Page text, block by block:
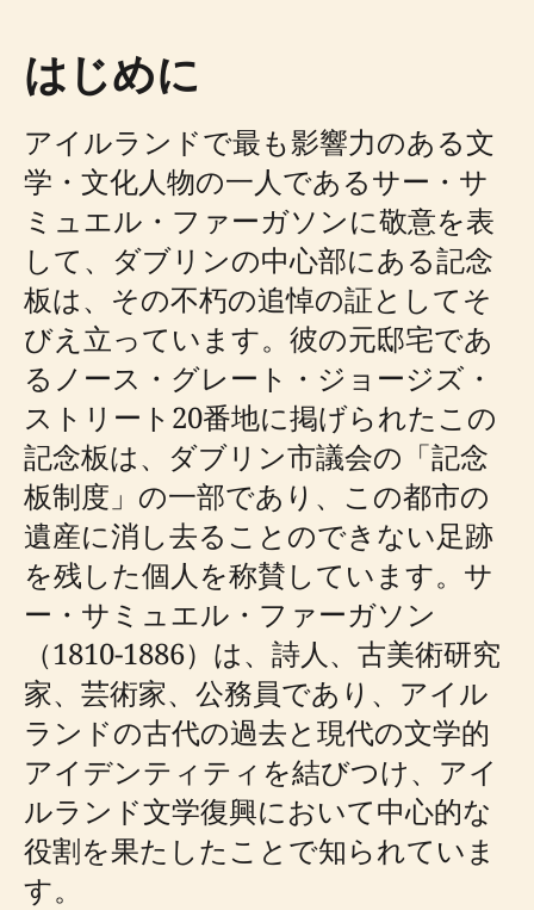
はじめに
アイルランドで最も影響力のある文
学・文化人物の一人であるサー・サ
ミュエル・ファーガソンに敬意を表
して、ダブリンの中心部にある記念
板は、その不朽の追悼の証としてそ
びえ立っています。彼の元邸宅であ
るノース・グレート・ジョージズ・
ストリート20番地に掲げられたこの
記念板は、ダブリン市議会の「記念
板制度」の一部であり、この都市の
遺産に消し去ることのできない足跡
を残した個人を称賛しています。サ
ー・サミュエル・ファーガソン
（1810-1886）は、詩人、古美術研究
家、芸術家、公務員であり、アイル
ランドの古代の過去と現代の文学的
アイデンティティを結びつけ、アイ
ルランド文学復興において中心的な
役割を果たしたことで知られていま
す。